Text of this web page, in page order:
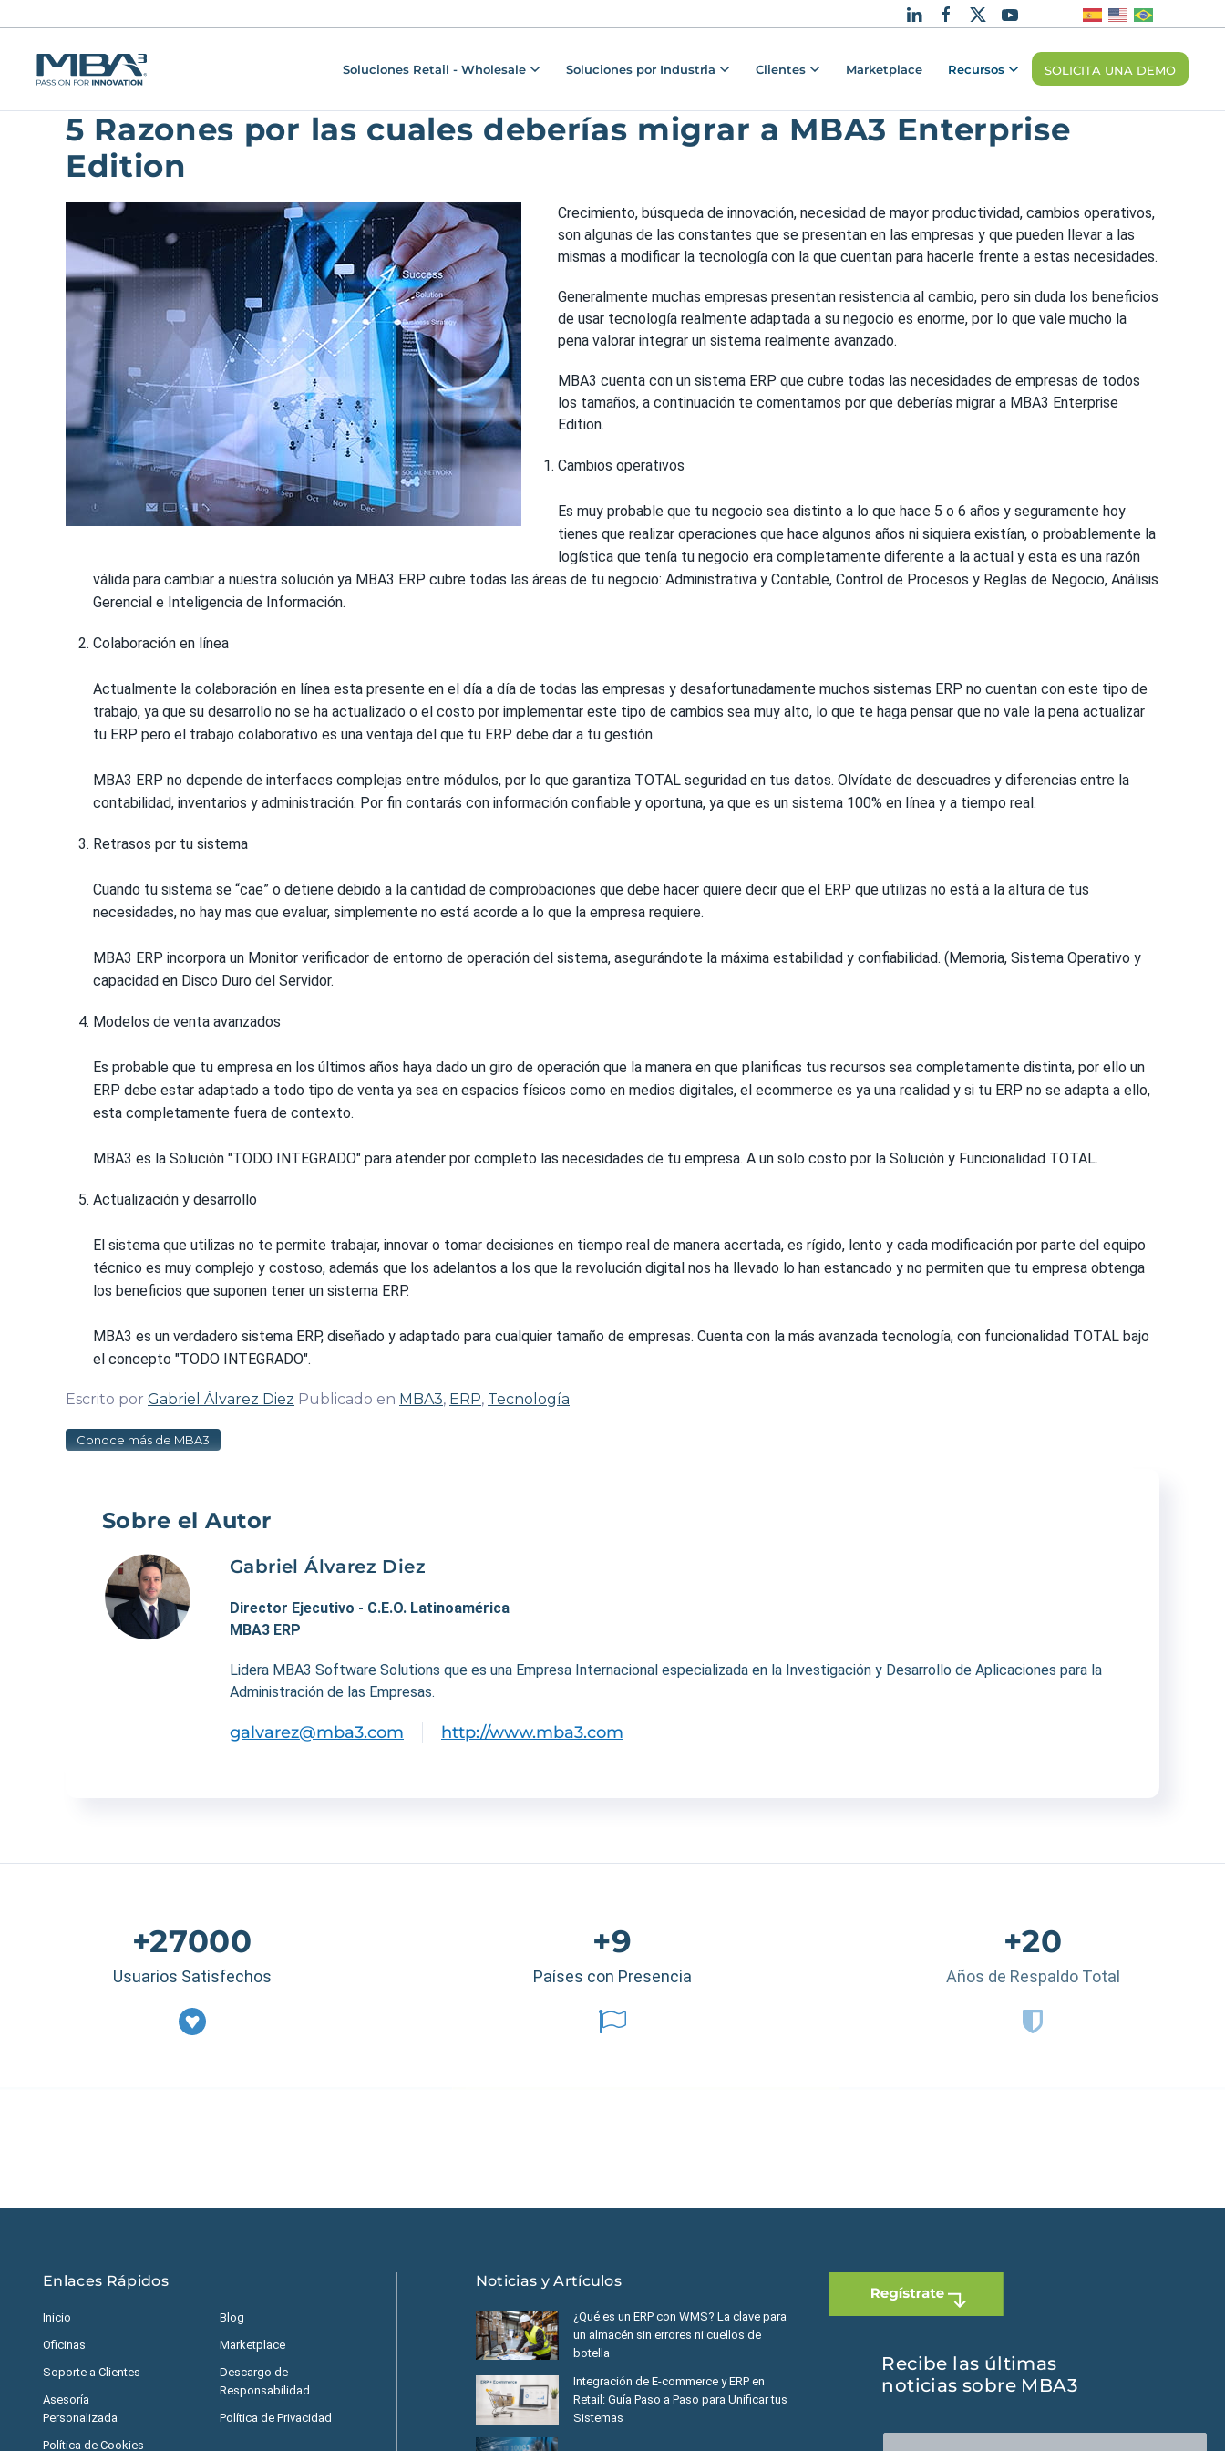
Soluciones Retail - Wholesale Soluciones por Industria Clientes Marketplace Recursos SOLICITA UNA DEMO
5 Razones por las cuales deberías migrar a MBA3 Enterprise
Edition
Crecimiento, búsqueda de innovación, necesidad de mayor productividad, cambios operativos,
son algunas de las constantes que se presentan en las empresas y que pueden llevar a las
mismas a modificar la tecnología con la que cuentan para hacerle frente a estas necesidades.
Generalmente muchas empresas presentan resistencia al cambio, pero sin duda los beneficios
de usar tecnología realmente adaptada a su negocio es enorme, por lo que vale mucho la
pena valorar integrar un sistema realmente avanzado.
MBA3 cuenta con un sistema ERP que cubre todas las necesidades de empresas de todos
los tamaños, a continuación te comentamos por que deberías migrar a MBA3 Enterprise
Edition.
Cambios operativos
Es muy probable que tu negocio sea distinto a lo que hace 5 o 6 años y seguramente hoy
tienes que realizar operaciones que hace algunos años ni siquiera existían, o probablemente la
logística que tenía tu negocio era completamente diferente a la actual y esta es una razón
válida para cambiar a nuestra solución ya MBA3 ERP cubre todas las áreas de tu negocio: Administrativa y Contable, Control de Procesos y Reglas de Negocio, Análisis
Gerencial e Inteligencia de Información.
Colaboración en línea
Actualmente la colaboración en línea esta presente en el día a día de todas las empresas y desafortunadamente muchos sistemas ERP no cuentan con este tipo de
trabajo, ya que su desarrollo no se ha actualizado o el costo por implementar este tipo de cambios sea muy alto, lo que te haga pensar que no vale la pena actualizar
tu ERP pero el trabajo colaborativo es una ventaja del que tu ERP debe dar a tu gestión.
MBA3 ERP no depende de interfaces complejas entre módulos, por lo que garantiza TOTAL seguridad en tus datos. Olvídate de descuadres y diferencias entre la
contabilidad, inventarios y administración. Por fin contarás con información confiable y oportuna, ya que es un sistema 100% en línea y a tiempo real.
Retrasos por tu sistema
Cuando tu sistema se “cae” o detiene debido a la cantidad de comprobaciones que debe hacer quiere decir que el ERP que utilizas no está a la altura de tus
necesidades, no hay mas que evaluar, simplemente no está acorde a lo que la empresa requiere.
MBA3 ERP incorpora un Monitor verificador de entorno de operación del sistema, asegurándote la máxima estabilidad y confiabilidad. (Memoria, Sistema Operativo y
capacidad en Disco Duro del Servidor.
Modelos de venta avanzados
Es probable que tu empresa en los últimos años haya dado un giro de operación que la manera en que planificas tus recursos sea completamente distinta, por ello un
ERP debe estar adaptado a todo tipo de venta ya sea en espacios físicos como en medios digitales, el ecommerce es ya una realidad y si tu ERP no se adapta a ello,
esta completamente fuera de contexto.
MBA3 es la Solución "TODO INTEGRADO" para atender por completo las necesidades de tu empresa. A un solo costo por la Solución y Funcionalidad TOTAL.
Actualización y desarrollo
El sistema que utilizas no te permite trabajar, innovar o tomar decisiones en tiempo real de manera acertada, es rígido, lento y cada modificación por parte del equipo
técnico es muy complejo y costoso, además que los adelantos a los que la revolución digital nos ha llevado lo han estancado y no permiten que tu empresa obtenga
los beneficios que suponen tener un sistema ERP.
MBA3 es un verdadero sistema ERP, diseñado y adaptado para cualquier tamaño de empresas. Cuenta con la más avanzada tecnología, con funcionalidad TOTAL bajo
el concepto "TODO INTEGRADO".
Escrito por Gabriel Álvarez Diez Publicado en MBA3, ERP, Tecnología
Conoce más de MBA3
Sobre el Autor
Gabriel Álvarez Diez
Director Ejecutivo - C.E.O. Latinoamérica
MBA3 ERP
Lidera MBA3 Software Solutions que es una Empresa Internacional especializada en la Investigación y Desarrollo de Aplicaciones para la
Administración de las Empresas.
galvarez@mba3.com http://www.mba3.com
+27000
Usuarios Satisfechos
+9
Países con Presencia
+20
Años de Respaldo Total
Enlaces Rápidos
Inicio
Oficinas
Soporte a Clientes
Asesoría
Personalizada
Política de Cookies
Blog
Marketplace
Descargo de
Responsabilidad
Política de Privacidad
Noticias y Artículos
¿Qué es un ERP con WMS? La clave para
un almacén sin errores ni cuellos de
botella
Integración de E-commerce y ERP en
Retail: Guía Paso a Paso para Unificar tus
Sistemas
Recibe las últimas
noticias sobre MBA3